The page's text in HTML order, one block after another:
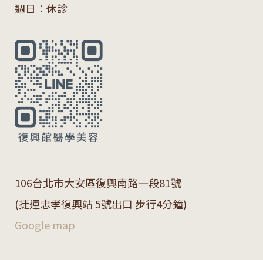
週日：休診
106台北市大安區復興南路一段81號
(捷運忠孝復興站 5號出口 步行4分鐘)
Google map